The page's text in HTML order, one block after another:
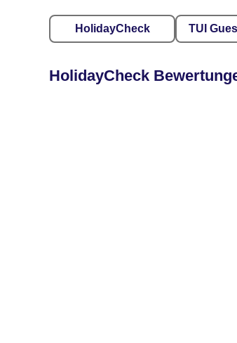
HolidayCheck TUI
HolidayCheck